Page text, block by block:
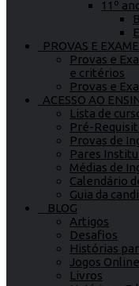
11º
PROVAS E
Provas e
e critérios
Provas e
ACESSO AO
Lista de
Pré-
Provas de
Pares
Médias de
Calendário
Guia da
BLOG
Artigos
Desafios
Histórias
Jogos Online
Livros